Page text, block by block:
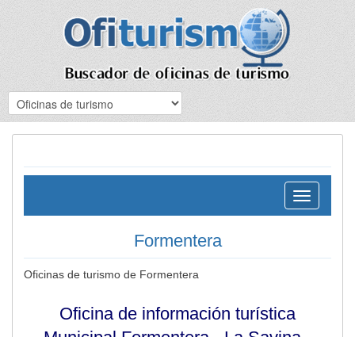
Toggle
navigation
Formentera
Oficinas de turismo de Formentera
Oficina de información turística